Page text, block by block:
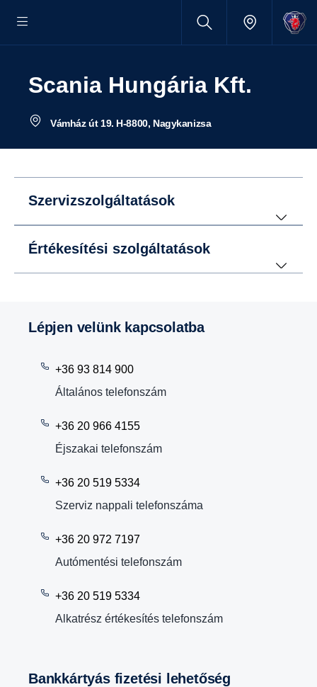
Scania Hungária Kft.
Vámház út 19. H-8800, Nagykanizsa
Szervizszolgáltatások
Értékesítési szolgáltatások
Lépjen velünk kapcsolatba
+36 93 814 900
Általános telefonszám
+36 20 966 4155
Éjszakai telefonszám
+36 20 519 5334
Szerviz nappali telefonszáma
+36 20 972 7197
Autómentési telefonszám
+36 20 519 5334
Alkatrész értékesítés telefonszám
Bankkártyás fizetési lehetőség